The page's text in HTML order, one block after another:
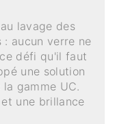
lavage des
aucun verre ne
défi qu'il faut
une solution
gamme UC.
une brillance